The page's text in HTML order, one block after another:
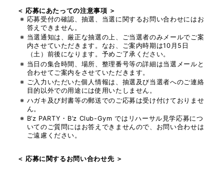
＜ 応募にあたっての注意事項 ＞
応募受付の確認、抽選、当選に関するお問い合わせにはお
答えできません。
当選通知は、厳正な抽選の上、ご当選者のみメールでご案
内させていただきます。なお、ご案内時期は10月5日
（土）前後になります。予めご了承ください。
当日の集合時間、場所、整理番号等の詳細は当選メールと
合わせてご案内をさせていただきます。
ご入力いただいた個人情報は、抽選及び当選者へのご連絡
目的以外での用途には使用いたしません。
ハガキ及び封書等の郵送でのご応募は受け付けておりませ
ん。
B’z PARTY・B’z Club-Gym ではリハーサル見学応募につ
いてのご質問にはお答えできませんので、お問い合わせは
ご遠慮ください。
＜ 応募に関するお問い合わせ先 ＞